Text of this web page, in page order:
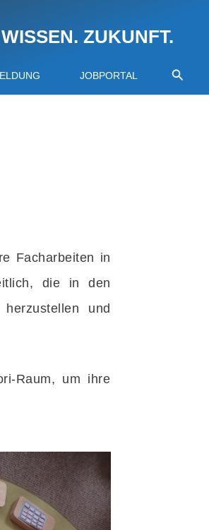
ZUKUNFT.
JOBPORTAL
Facharbeiten in
die in den
und
Raum, um ihre